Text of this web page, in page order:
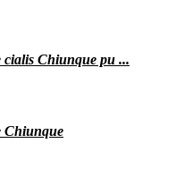
cialis Chiunque pu ...
Chiunque